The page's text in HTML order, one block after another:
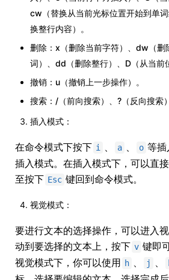
cw（替换从当前光标位置开始到单
换整行内容）。
删除：x（删除当前字符）、dw（删
词）、dd（删除整行）、D（从当前
撤销：u（撤销上一步操作）。
搜索：/（前向搜索）、?（反向搜索）
插入模式：
在命令模式下按下 i 、 a 、 o 等插
插入模式。在插入模式下，可以直
至按下 Esc 键回到命令模式。
视觉模式：
要进行文本的选择操作，可以进入
动到要选择的文本上，按下 v 键即
视觉模式下，你可以使用 h 、 j 、